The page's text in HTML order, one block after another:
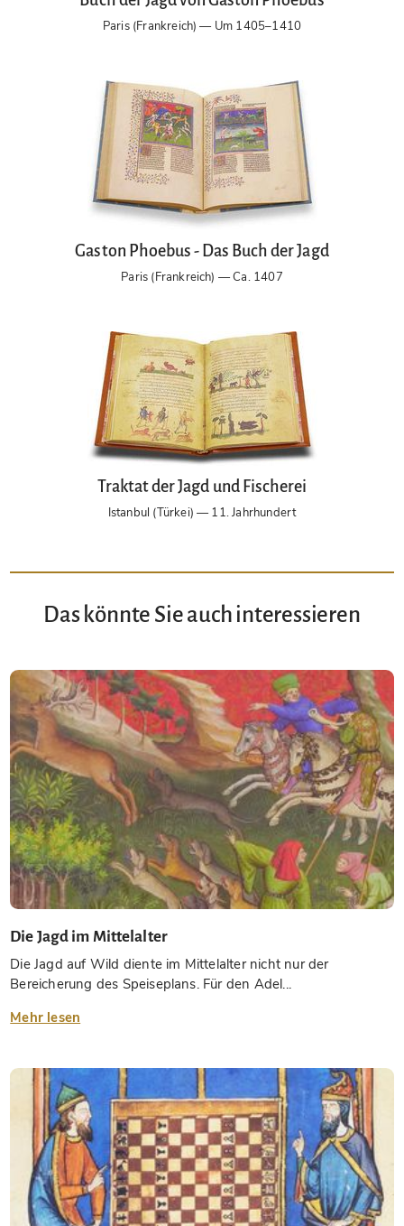
Paris (Frankreich) — Um 1405–1410
Gaston Phoebus - Das Buch der Jagd
Paris (Frankreich) — Ca. 1407
Traktat der Jagd und Fischerei
Istanbul (Türkei) — 11. Jahrhundert
Das könnte Sie auch interessieren
Die Jagd im Mittelalter
Die Jagd auf Wild diente im Mittelalter nicht nur der
Bereicherung des Speiseplans. Für den Adel...
Mehr lesen